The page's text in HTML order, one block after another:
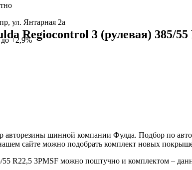
ул. Янтарная 2а
+2,9%Regiocontrol 3 (рулевая) 385/55
шинной компании Фулда. Подбор по
сайте можно подобрать комплект новых
55 R22,5 3PMSF можно поштучно и комплектом –